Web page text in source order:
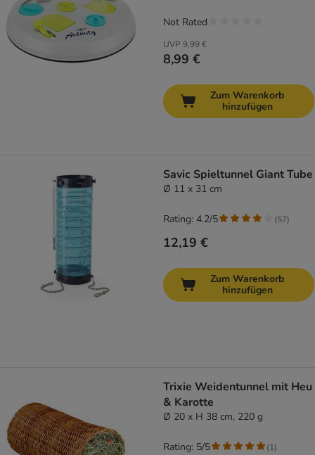
UVP 9,99 €
8,99 €
Not Rated
Zum Warenkorb
hinzufügen
Savic Spieltunnel Giant Tube
Ø 11 x 31 cm
12,19 €
Rating: 4.2/5 (57)
Zum Warenkorb
hinzufügen
Trixie Weidentunnel mit Heu
& Karotte
Ø 20 x H 38 cm, 220 g
Rating: 5/5 (1)